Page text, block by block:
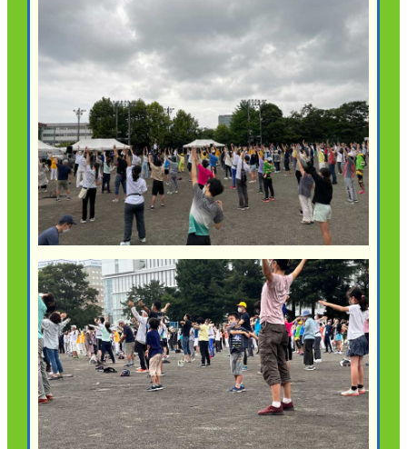
マイページでできること
新規登録
ログイン
ご契約内容の確認
お客さまに関する情報等の確認の取り組み
各種サービス・お知らせ
かんぽプラチナライフサービス
お見積りシミュレーション
資料請求
保険の探し方のポイント
保険かんたん診断
これからのライフイベントでかかる費用とは？
ご契約手続きの流れ
保険料のお払込方法
保険用語集
法人向け資料請求
お問い合わせ先
保険
医療
お金
子育て
ライフプラン
健康情報
かんぽアプリ～かんぽの健康と安心を手のひらに～
経営理念・経営戦略
会社概要
財務情報
株主・投資家のみなさまへ
日本郵政グループとしての取り組み
採用情報
CM・オウンドメディア／ソーシャルメディア
かんぽブランド
サステナビリティ
株主・投資家のみなさまへ
採用情報
English